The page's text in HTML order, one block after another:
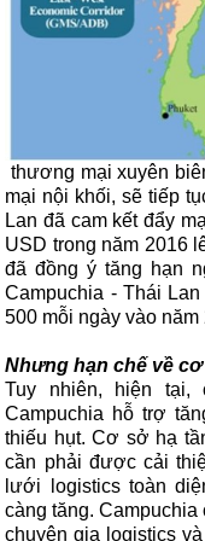
thương mại xuyên
mại nội khối, sẽ tiếp
Lan đã cam kết đẩy
USD trong năm 2016
đã đồng ý tăng hạn
Campuchia - Thái
500 mỗi ngày vào năm
Nhưng hạn chế về
Tuy nhiên, hiện
Campuchia hỗ trợ
thiếu hụt. Cơ sở hạ
cần phải được cải
lưới logistics toàn
càng tăng. Campuchia
chuyên gia logistics